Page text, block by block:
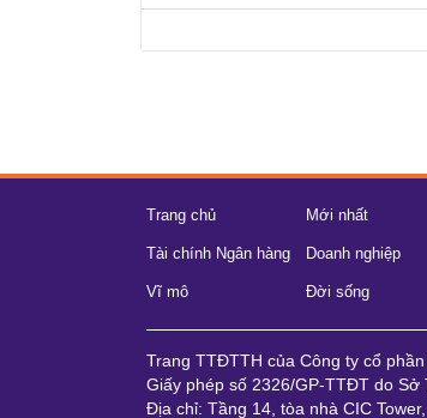
Trang chủ Mới nhất
Tài chính Ngân hàng Doanh nghiệp
Vĩ mô Đời sống
Trang TTĐTTH của Công ty cổ
Giấy phép số 2326/GP-TTĐT do Sở
Địa chỉ: Tầng 14, tòa nhà CIC